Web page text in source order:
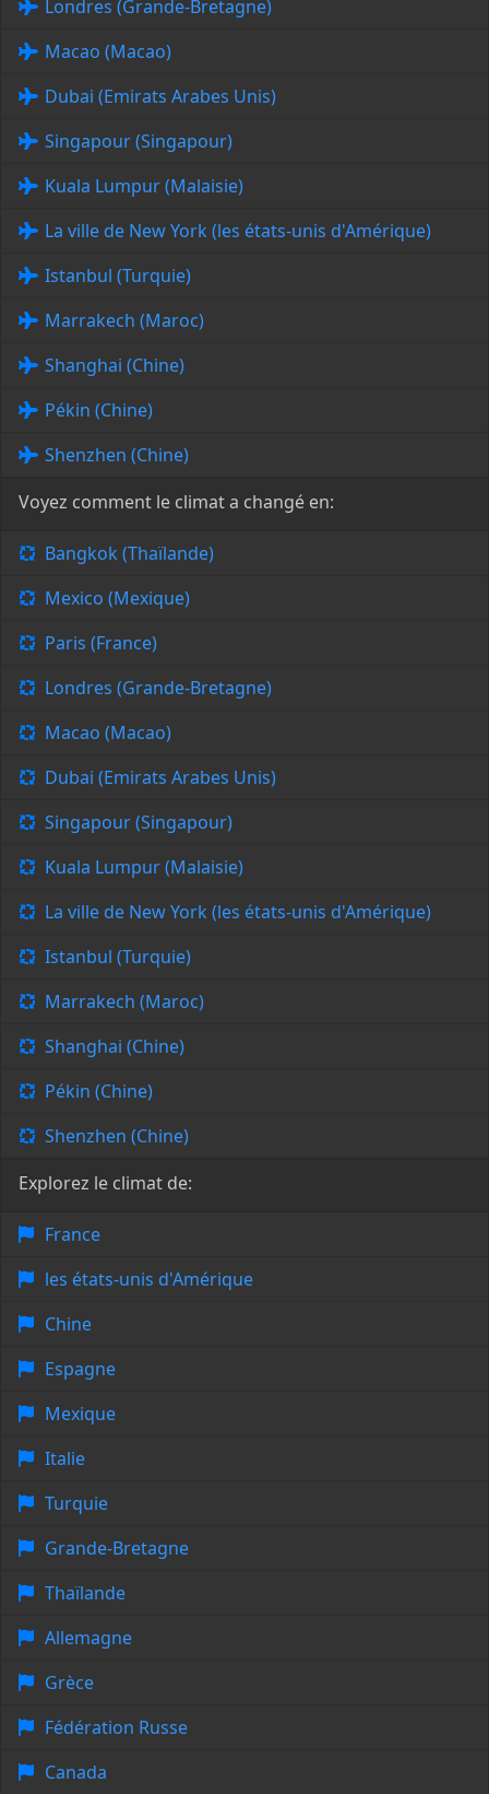
Londres (Grande-Bretagne)
Macao (Macao)
Dubai (Emirats Arabes Unis)
Singapour (Singapour)
Kuala Lumpur (Malaisie)
La ville de New York (les états-unis d'Amérique)
Istanbul (Turquie)
Marrakech (Maroc)
Shanghai (Chine)
Pékin (Chine)
Shenzhen (Chine)
Voyez comment le climat a changé en:
Bangkok (Thaïlande)
Mexico (Mexique)
Paris (France)
Londres (Grande-Bretagne)
Macao (Macao)
Dubai (Emirats Arabes Unis)
Singapour (Singapour)
Kuala Lumpur (Malaisie)
La ville de New York (les états-unis d'Amérique)
Istanbul (Turquie)
Marrakech (Maroc)
Shanghai (Chine)
Pékin (Chine)
Shenzhen (Chine)
Explorez le climat de:
France
les états-unis d'Amérique
Chine
Espagne
Mexique
Italie
Turquie
Grande-Bretagne
Thaïlande
Allemagne
Grèce
Fédération Russe
Canada